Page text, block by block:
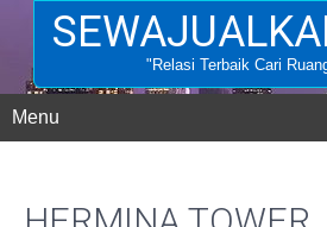
"Relasi Terbaik Cari
Menu